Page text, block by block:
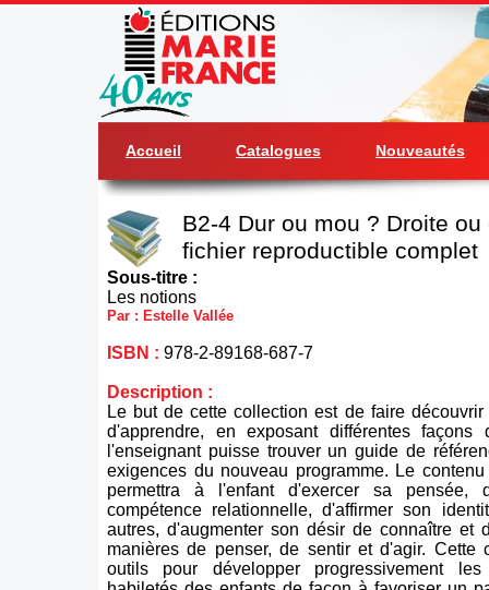
Accueil Catalogues Nouveautés
B2-4 Dur ou mou ? Droite ou
fichier reproductible complet
Sous-titre :
Les notions
Par : Estelle Vallée
ISBN : 978-2-89168-687-7
Description :
Le but de cette collection est de faire
d'apprendre, en exposant différentes
l'enseignant puisse trouver un guide de
exigences du nouveau programme. Le
permettra à l'enfant d'exercer sa pensée,
compétence relationnelle, d'affirmer son
autres, d'augmenter son désir de connaître et
manières de penser, de sentir et d'agir. Cette
outils pour développer progressivement